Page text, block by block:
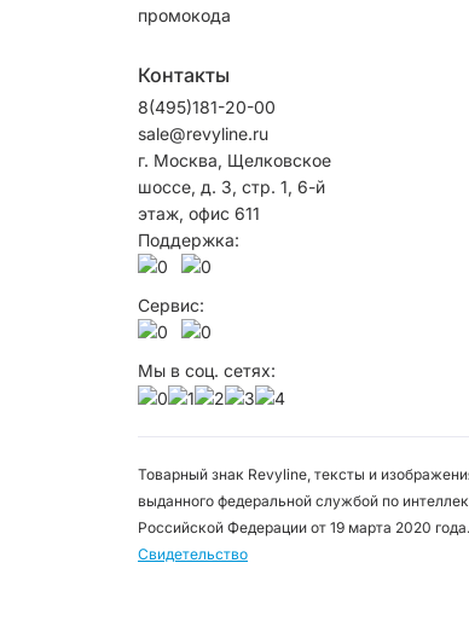
промокода
Контакты
8(495)181-20-00
sale@revyline.ru
г. Москва, Щелковское
шоссе, д. 3, стр. 1, 6-й
этаж, офис 611
Поддержка:
Сервис:
Мы в соц. сетях:
Товарный знак Revyline, тексты и
выданного федеральной службой по
Российской Федерации от 19 марта 2020 года.
Свидетельство